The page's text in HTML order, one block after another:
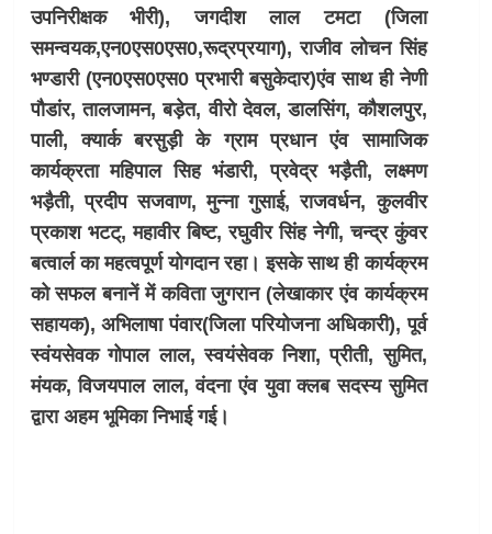
उपनिरीक्षक भीरी), जगदीश लाल टमटा (जिला
समन्वयक,एन0एस0एस0,रूद्रप्रयाग), राजीव लोचन सिंह
भण्डारी (एन0एस0एस0 प्रभारी बसुकेदार)एंव साथ ही नेणी
पौडांर, तालजामन, बड़ेत, वीरो देवल, डालसिंग, कौशलपुर,
पाली, क्यार्क बरसुड़ी के ग्राम प्रधान एंव सामाजिक
कार्यक्रता महिपाल सिह भंडारी, प्रवेद्र भड़ैती, लक्ष्मण
भड़ैती, प्रदीप सजवाण, मुन्ना गुसाई, राजवर्धन, कुलवीर
प्रकाश भटट्, महावीर बिष्ट, रघुवीर सिंह नेगी, चन्द्र कुंवर
बत्वार्ल का महत्वपूर्ण योगदान रहा। इसके साथ ही कार्यक्रम
को सफल बनानें में कविता जुगरान (लेखाकार एंव कार्यक्रम
सहायक), अभिलाषा पंवार(जिला परियोजना अधिकारी), पूर्व
स्वंयसेवक गोपाल लाल, स्वयंसेवक निशा, प्रीती, सुमित,
मंयक, विजयपाल लाल, वंदना एंव युवा क्लब सदस्य सुमित
द्वारा अहम भूमिका निभाई गई।